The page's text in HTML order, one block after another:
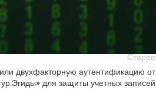
Старее
двухфакторную аутентификацию от
для защиты учетных записей